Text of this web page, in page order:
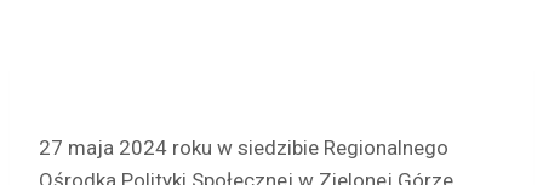
27 maja 2024 roku w siedzibie Regionalnego
Ośrodka Polityki Społecznej w Zielonej Górze